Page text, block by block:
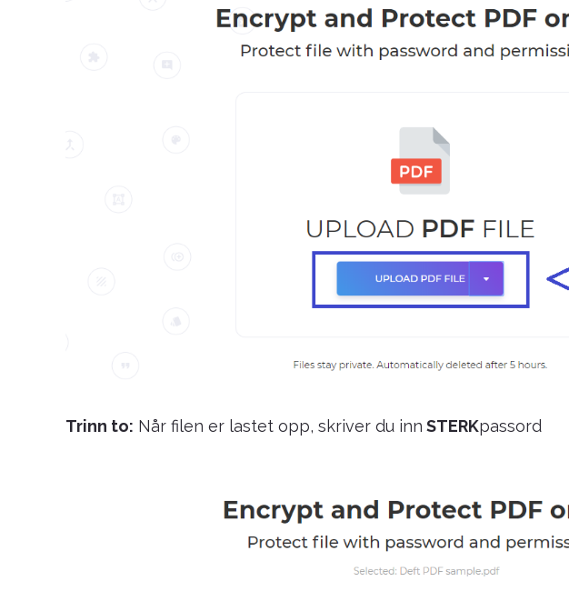
Trinn to: Når filen er lastet opp, skriver du inn STERKpassord